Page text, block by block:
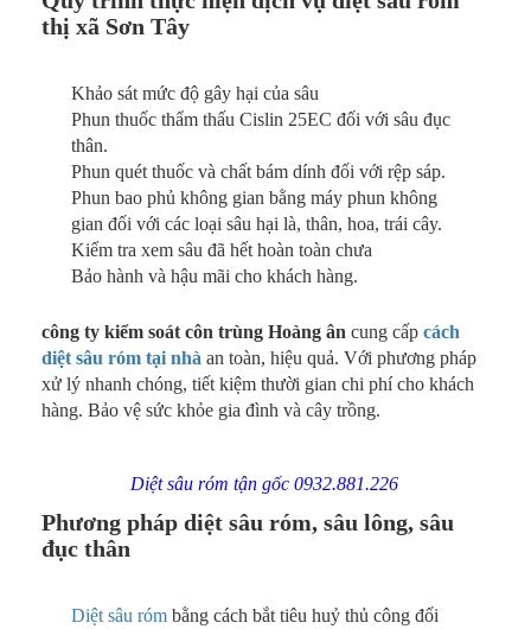
thị xã Sơn Tây
Khảo sát mức độ gây hại của sâu
Phun thuốc thẩm thấu Cislin 25EC đối với sâu đục
thân.
Phun quét thuốc và chất bám dính đối với rệp sáp.
Phun bao phủ không gian bằng máy phun không
gian đối với các loại sâu hại là, thân, hoa, trái cây.
Kiểm tra xem sâu đã hết hoàn toàn chưa
Bảo hành và hậu mãi cho khách hàng.
công ty kiểm soát côn trùng Hoàng ân cung cấp cách
diệt sâu róm tại nhà an toàn, hiệu quả. Với phương pháp
xử lý nhanh chóng, tiết kiệm thười gian chi phí cho khách
hàng. Bảo vệ sức khỏe gia đình và cây trồng.
Diệt sâu róm tận gốc 0932.881.226
Phương pháp diệt sâu róm, sâu lông, sâu
đục thân
Diệt sâu róm bằng cách bắt tiêu huỷ thủ công đối